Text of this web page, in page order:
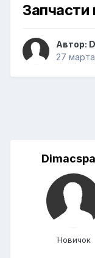
Автор:
27
Новичок